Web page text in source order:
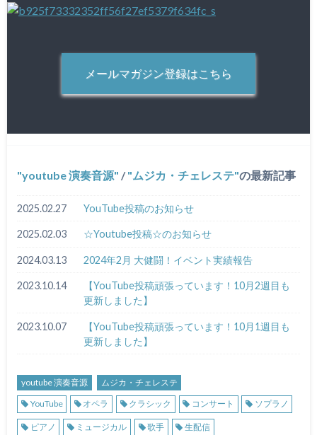
メールマガジン登録はこちら
youtube 演奏音源 / ムジカ・チェレステ の最新記事
2025.02.27 YouTube投稿のお知らせ
2025.02.03 ☆Youtube投稿☆のお知らせ
2024.03.13 2024年2月 大健闘！イベント実績報告
2023.10.14
【YouTube投稿頑張っています！10月2週目も
更新しました】
2023.10.07
【YouTube投稿頑張っています！10月1週目も
更新しました】
youtube 演奏音源
ムジカ・チェレステ
YouTube
オペラ クラシック コンサート ソプラノ
ピアノ ミュージカル 歌手 生配信